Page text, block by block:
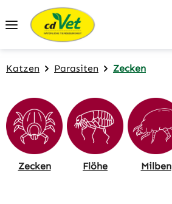
Zum Hauptinhalt springen
Katzen Parasiten Zecken
Zecken Flöhe Milben